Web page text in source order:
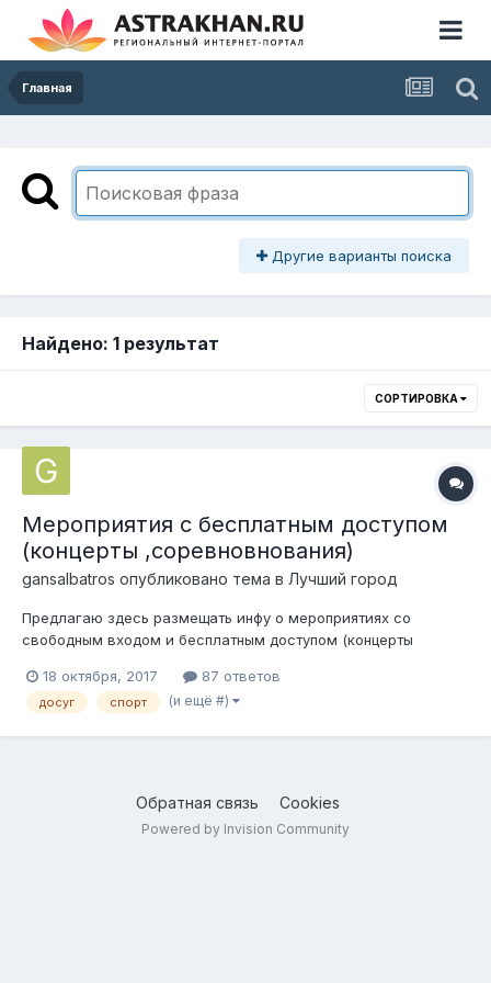
Главная
Другие варианты поиска
Найдено: 1 результат
СОРТИРОВКА
Мероприятия с бесплатным доступом
(концерты ,соревновнования)
gansalbatros опубликовано тема в Лучший город
Предлагаю здесь размещать инфу о мероприятиях со
свободным входом и бесплатным доступом (концерты
18 октября, 2017
87 ответов
досуг спорт (и ещё #)
Обратная связь Cookies
Powered by Invision Community